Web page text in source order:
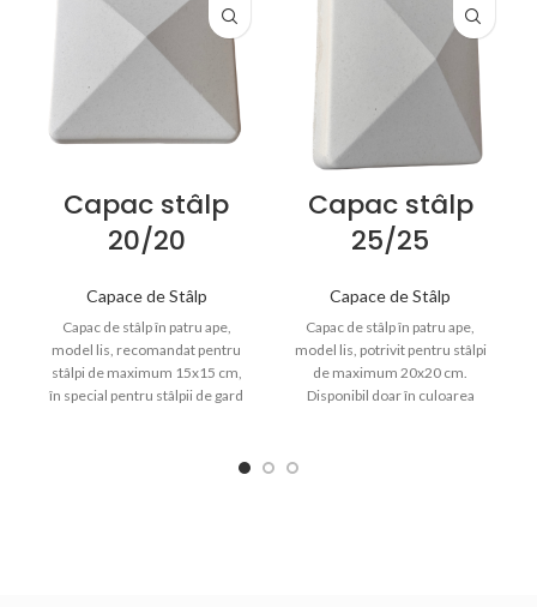
Capac stâlp
20/20
Capace de Stâlp
Capac de stâlp în patru ape,
model lis, recomandat pentru
stâlpi de maximum 15x15 cm,
în special pentru stâlpii de gard
Capac stâlp
25/25
Capace de Stâlp
Capac de stâlp în patru ape,
model lis, potrivit pentru stâlpi
de maximum 20x20 cm.
Disponibil doar în culoarea